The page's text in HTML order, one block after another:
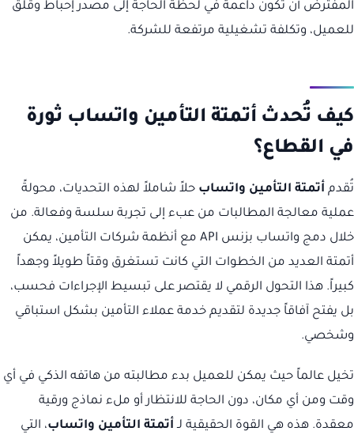
المفترض أن تكون داعمة في لحظة الحاجة إلى مصدر إحباط وقلق
للعميل، وتكلفة تشغيلية مرتفعة للشركة.
كيف تُحدث أتمتة التأمين واتساب ثورة
في القطاع؟
تُقدم أتمتة التأمين واتساب حلاً شاملاً لهذه التحديات، محولةً
عملية معالجة المطالبات من عبء إلى تجربة سلسة وفعالة. من
خلال دمج واتساب بزنس API مع أنظمة شركات التأمين، يمكن
أتمتة العديد من الخطوات التي كانت تستغرق وقتاً طويلاً وجهداً
كبيراً. هذا التحول الرقمي لا يقتصر على تبسيط الإجراءات فحسب،
بل يفتح آفاقاً جديدة لتقديم خدمة عملاء التأمين بشكل استباقي
وشخصي.
تخيل عالماً حيث يمكن للعميل بدء مطالبته من هاتفه الذكي في أي
وقت ومن أي مكان، دون الحاجة للانتظار أو ملء نماذج ورقية
معقدة. هذه هي القوة الحقيقية لـ أتمتة التأمين واتساب، التي